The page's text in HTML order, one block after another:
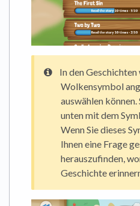
In den
Wolkensymbol
auswählen
unten mit dem
Wenn Sie dieses
Ihnen eine Frage
herauszufinden,
Geschichte